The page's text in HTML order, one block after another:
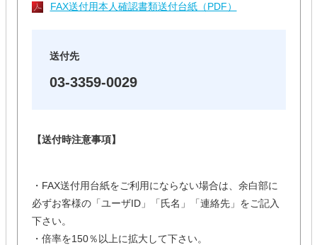
FAX送付用本人確認書類送付台紙（PDF）
送付先
03-3359-0029
【送付時注意事項】
・FAX送付用台紙をご利用にならない場合は、余白部に
必ずお客様の「ユーザID」「氏名」「連絡先」をご記入
下さい。
・倍率を150％以上に拡大して下さい。